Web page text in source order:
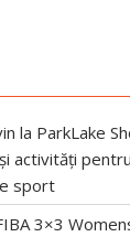
la ParkLake
activități
sport
3×3